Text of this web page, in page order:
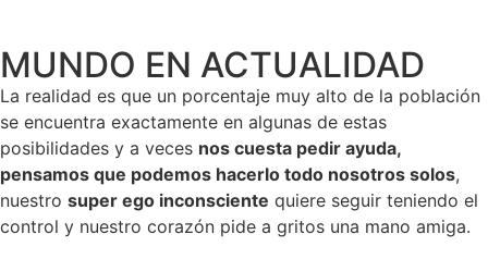
MUNDO EN ACTUALIDAD
La realidad es que un porcentaje muy alto de la población
se encuentra exactamente en algunas de estas
posibilidades y a veces nos cuesta pedir ayuda,
pensamos que podemos hacerlo todo nosotros solos,
nuestro super ego inconsciente quiere seguir teniendo el
control y nuestro corazón pide a gritos una mano amiga.